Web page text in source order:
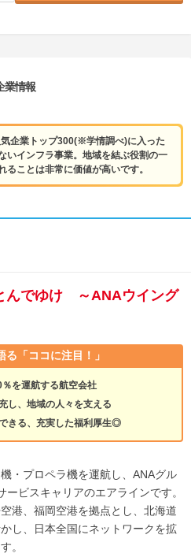
業情報
企業トップ300(※学情調べ)に入った
いインフラ事業。地域を結ぶ役割の一
ることは非常に価値が高いです。
んでゆけ ～ANAウイング
る 「ココに注目！」
を運航する航空会社
し、地域の人々を支える
きる、充実した福利厚生◎
・プロペラ機を運航し、ANAグル
ビスキャリアのエアラインです。
港、福岡空港を拠点とし、北海道
し、日本全国にネットワークを拡
。